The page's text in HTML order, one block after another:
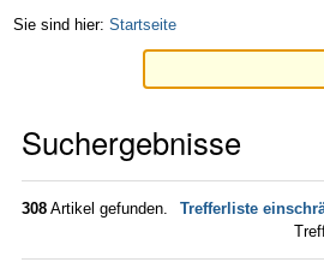
Sie sind hier: Startseite
Suchergebnisse
308 Artikel gefunden.
Trefferliste